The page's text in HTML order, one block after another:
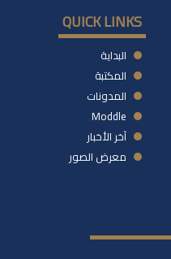
QUICK LINKS
البداية
المكتبة
المدونات
Moddle
آخر الأخبار
معرض الصور